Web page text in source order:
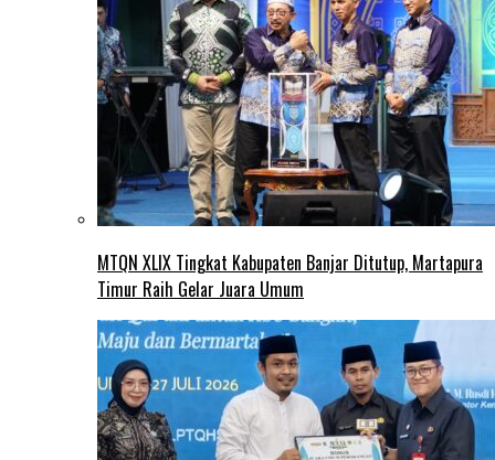
MTQN XLIX Tingkat Kabupaten Banjar Ditutup, Martapura
Timur Raih Gelar Juara Umum